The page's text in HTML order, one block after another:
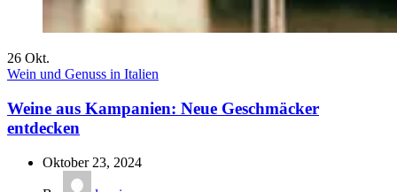
26 Okt.
Wein und Genuss in Italien
Weine aus Kampanien: Neue Geschmäcker
entdecken
Oktober 23, 2024